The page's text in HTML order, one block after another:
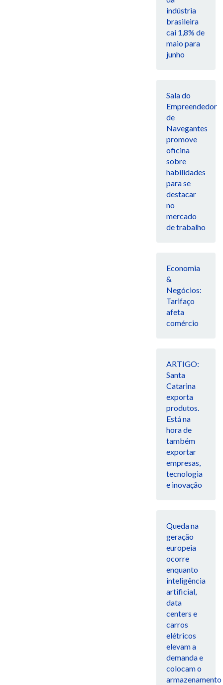
indústria
brasileira
cai 1,8% de
maio para
junho
Sala do
Empreendedor
de
Navegantes
promove
oficina
sobre
habilidades
para se
destacar
no
mercado
de trabalho
Economia
&
Negócios:
Tarifaço
afeta
comércio
ARTIGO:
Santa
Catarina
exporta
produtos.
Está na
hora de
também
exportar
empresas,
tecnologia
e inovação
Queda na
geração
europeia
ocorre
enquanto
inteligência
artificial,
data
centers e
carros
elétricos
elevam a
demanda e
colocam o
armazenamento